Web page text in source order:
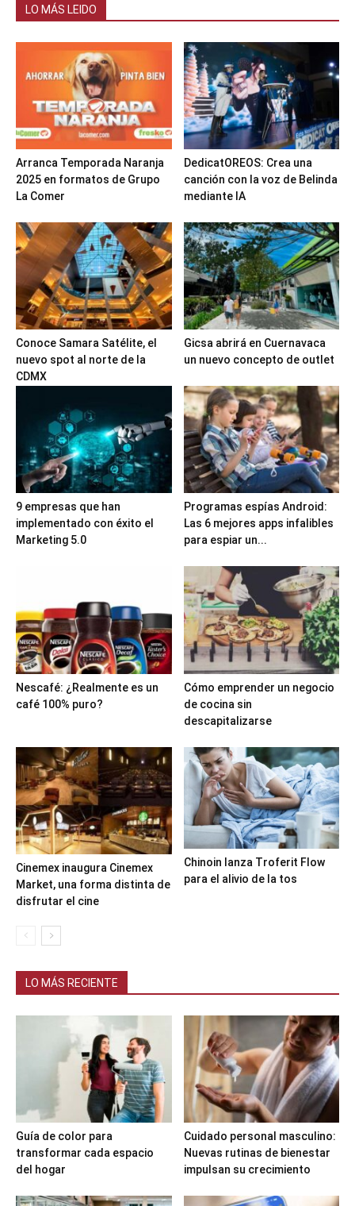
LO MÁS LEIDO
Arranca Temporada Naranja
2025 en formatos de Grupo
La Comer
DedicatOREOS: Crea una
canción con la voz de Belinda
mediante IA
Conoce Samara Satélite, el
nuevo spot al norte de la
CDMX
Gicsa abrirá en Cuernavaca
un nuevo concepto de outlet
9 empresas que han
implementado con éxito el
Marketing 5.0
Programas espías Android:
Las 6 mejores apps infalibles
para espiar un...
Nescafé: ¿Realmente es un
café 100% puro?
Cómo emprender un negocio
de cocina sin
descapitalizarse
Cinemex inaugura Cinemex
Market, una forma distinta de
disfrutar el cine
Chinoin lanza Troferit Flow
para el alivio de la tos
LO MÁS RECIENTE
Guía de color para
transformar cada espacio
del hogar
Cuidado personal masculino:
Nuevas rutinas de bienestar
impulsan su crecimiento